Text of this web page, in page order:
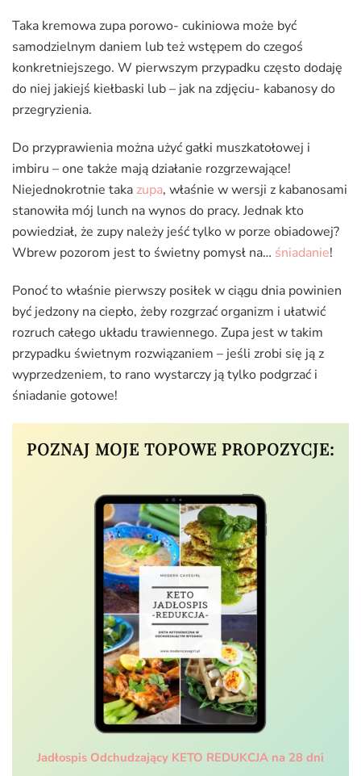
Taka kremowa zupa porowo- cukiniowa może być
samodzielnym daniem lub też wstępem do czegoś
konkretniejszego. W pierwszym przypadku często dodaję
do niej jakiejś kiełbaski lub – jak na zdjęciu- kabanosy do
przegryzienia.
Do przyprawienia można użyć gałki muszkatołowej i
imbiru – one także mają działanie rozgrzewające!
Niejednokrotnie taka zupa, właśnie w wersji z kabanosami
stanowiła mój lunch na wynos do pracy. Jednak kto
powiedział, że zupy należy jeść tylko w porze obiadowej?
Wbrew pozorom jest to świetny pomysł na… śniadanie!
Ponoć to właśnie pierwszy posiłek w ciągu dnia powinien
być jedzony na ciepło, żeby rozgrzać organizm i ułatwić
rozruch całego układu trawiennego. Zupa jest w takim
przypadku świetnym rozwiązaniem – jeśli zrobi się ją z
wyprzedzeniem, to rano wystarczy ją tylko podgrzać i
śniadanie gotowe!
POZNAJ MOJE TOPOWE PROPOZYCJE:
Jadłospis Odchudzający KETO REDUKCJA na 28 dni